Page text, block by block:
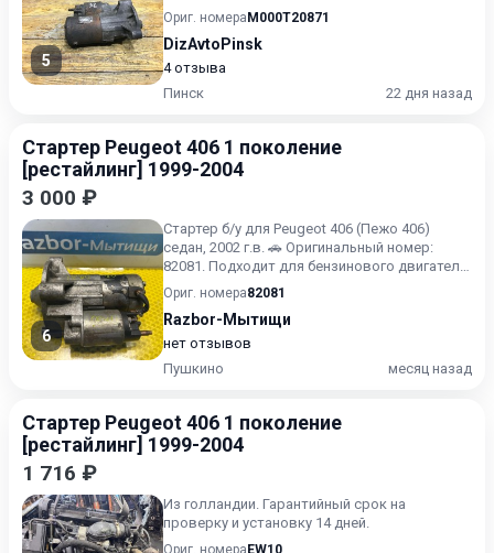
5
Ориг. номера M000T20871
DizAvtoPinsk
4 отзыва
Пинск
22 дня назад
Стартер Peugeot 406 1 поколение
[рестайлинг] 1999-2004
3 000 ₽
6
Стартер б/у для Peugeot 406 (Пежо 406)
седан, 2002 г.в. 🚗 Оригинальный номер:
82081. Подходит для бензинового двигателя
2.0 1.8 литра. 🔧 ✅...
Ориг. номера82081
Razbor-Мытищи
нет отзывов
Пушкино
месяц назад
Стартер Peugeot 406 1 поколение
[рестайлинг] 1999-2004
1 716 ₽
Из голландии. Гарантийный срок на
проверку и установку 14 дней.
Ориг. номера EW10